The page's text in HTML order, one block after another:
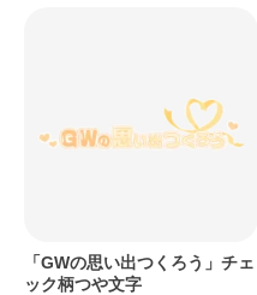
「GWの思い出つくろう」チェ
ック柄つや文字